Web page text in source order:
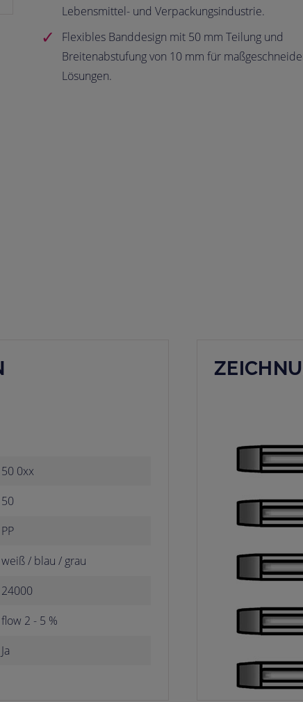
Lebensmittel- und Verpackungsindustrie.
Flexibles Banddesign mit 50 mm Teilung und
Breitenabstufung von 10 mm für
Lösungen.
50 0xx
50
PP
weiß / blau / grau
24000
flow 2 - 5 %
Ja